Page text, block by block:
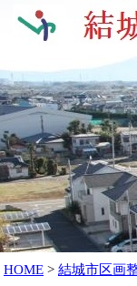
HOME > 結城市区画